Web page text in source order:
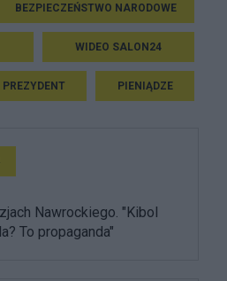
BEZPIECZEŃSTWO NARODOWE
WIDEO SALON24
PREZYDENT PIENIĄDZE
Nawrockiego. "Kibol
To propaganda"